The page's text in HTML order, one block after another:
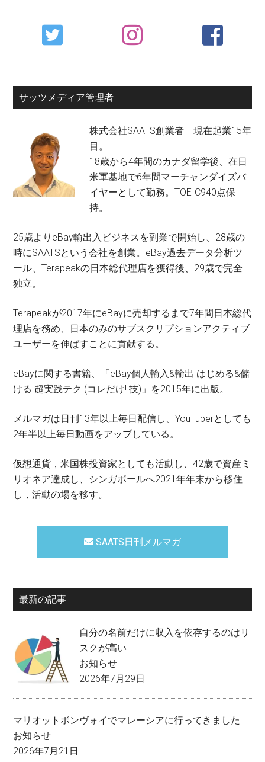
Primary
Sidebar
サッツメディア管理者
株式会社SAATS創業者 現在起業15年
目。
18歳から4年間のカナダ留学後、在日
米軍基地で6年間マーチャンダイズバ
イヤーとして勤務。TOEIC940点保
持。
25歳よりeBay輸出入ビジネスを副業で開始し、28歳の
時にSAATSという会社を創業。eBay過去データ分析ツ
ール、Terapeakの日本総代理店を獲得後、29歳で完全
独立。
Terapeakが2017年にeBayに売却するまで7年間日本総代
理店を務め、日本のみのサブスクリプションアクティブ
ユーザーを伸ばすことに貢献する。
eBayに関する書籍、「eBay個人輸入&輸出 はじめる&儲
ける 超実践テク (コレだけ! 技)」を2015年に出版。
メルマガは日刊13年以上毎日配信し、YouTuberとしても
2年半以上毎日動画をアップしている。
仮想通貨，米国株投資家としても活動し、42歳で資産ミ
リオネア達成し、シンガポールへ2021年年末から移住
し，活動の場を移す。
SAATS日刊メルマガ
最新の記事
自分の名前だけに収入を依存するのはリ
スクが高い
お知らせ
2026年7月29日
マリオットボンヴォイでマレーシアに行ってきました
お知らせ
2026年7月21日